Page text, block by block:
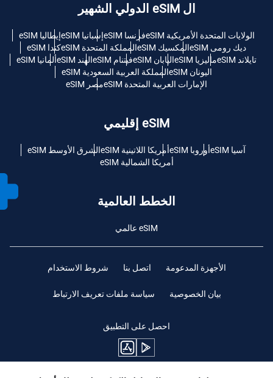
ال eSIM الدولي الشهير
الولايات المتحدة الأمريكية eSIM فرنسا eSIM إسبانيا eSIM
إيطاليا eSIM
ديك رومى eSIM
المكسيك eSIM المملكة المتحدة eSIM
كندا eSIM
تايلاند eSIM
ماليزيا eSIM اليابان eSIM فيتنام eSIM الهند eSIM
ألمانيا eSIM
اليونان eSIM
المملكة العربية السعودية eSIM
الإمارات العربية المتحدة eSIM
مصر eSIM
eSIM إقليمي
آسيا eSIM أوروبا eSIM أمريكا اللاتينية eSIM
الشرق الأوسط eSIM
أمريكا الشمالية eSIM
الخطط العالمية
eSIM عالمي
الأجهزة المدعومة اتصل بنا شروط الاستخدام
بيان الخصوصية سياسة ملفات تعريف الارتباط
احصل على التطبيق